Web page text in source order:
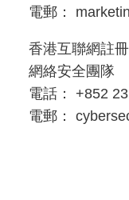
電郵：
香港互聯網註
網絡安全團隊
電話： +852
電郵：